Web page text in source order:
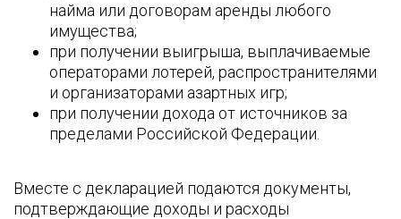
найма или договорам аренды любого
имущества;
при получении выигрыша, выплачиваемые
операторами лотерей, распространителями
и организаторами азартных игр;
при получении дохода от источников за
пределами Российской Федерации.
Вместе с декларацией подаются документы,
подтверждающие доходы и расходы